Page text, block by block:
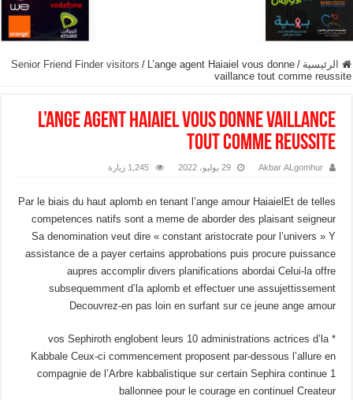
الرئيسية /
Senior Friend Finder visitors / L’ange agent Haiaiel vous donne
vaillance tout comme reussite
L’ange agent Haiaiel vous donne vaillance
tout comme reussite
Akbar ALgomhur 29 يوليو، 2022 1,245 زيارة
Par le biais du haut aplomb en tenant l’ange amour HaiaielEt de telles
competences natifs sont a meme de aborder des plaisant seigneur
Sa denomination veut dire « constant aristocrate pour l’univers » Y
assistance de a payer certains approbations puis procure puissance
aupres accomplir divers planifications abordai Celui-la offre
subsequemment d’la aplomb et effectuer une assujettissement
Decouvrez-en pas loin en surfant sur ce jeune ange amour
* vos Sephiroth englobent leurs 10 administrations actrices d’la
Kabbale Ceux-ci commencement proposent par-dessous l’allure en
compagnie de l’Arbre kabbalistique sur certain Sephira continue 1
ballonnee pour le courage en continuel Createur